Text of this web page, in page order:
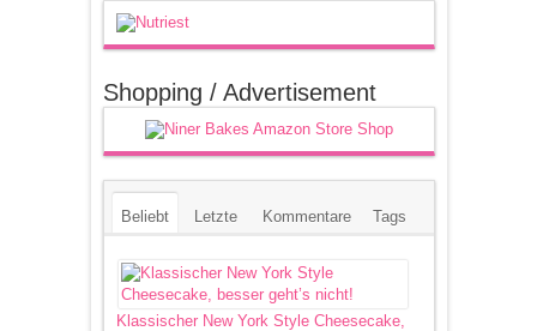
Shopping / Advertisement
Beliebt Letzte Kommentare Tags
Klassischer New York Style Cheesecake,